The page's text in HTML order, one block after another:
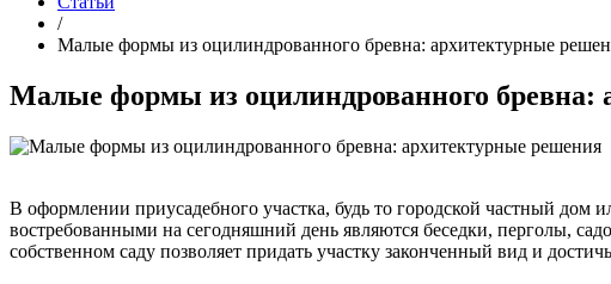
/
Малые формы из оцилиндрованного бревна: архитектурные
Малые формы из оцилиндрованного бревна:
В оформлении приусадебного участка, будь то городской частный дом
востребованными на сегодняшний день являются беседки, перголы,
собственном саду позволяет придать участку законченный вид и